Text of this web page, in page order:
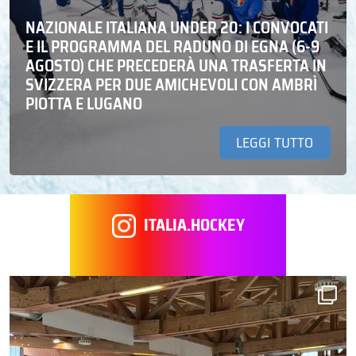
NAZIONALE ITALIANA UNDER 20: I CONVOCATI
E IL PROGRAMMA DEL RADUNO DI EGNA (6-9
AGOSTO) CHE PRECEDERÀ UNA TRASFERTA IN
SVIZZERA PER DUE AMICHEVOLI CON AMBRÌ
PIOTTA E LUGANO
LEGGI TUTTO
ITALIA.HOCKEY